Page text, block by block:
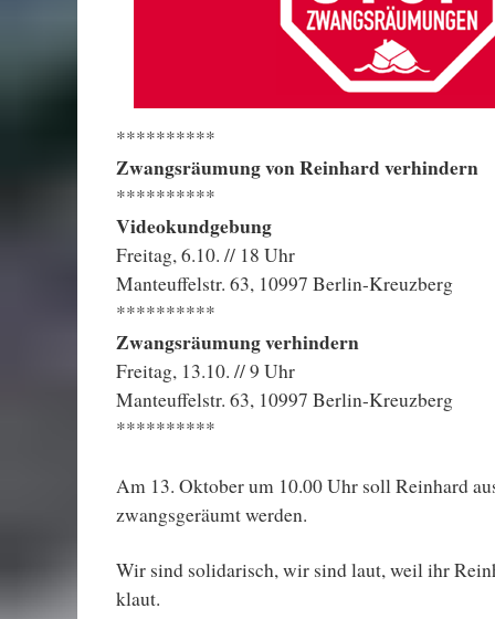
**********
Zwangsräumung von Reinhard verhindern
**********
Videokundgebung
Freitag, 6.10. // 18 Uhr
Manteuffelstr. 63, 10997 Berlin-Kreuzberg
**********
Zwangsräumung verhindern
Freitag, 13.10. // 9 Uhr
Manteuffelstr. 63, 10997 Berlin-Kreuzberg
**********
Am 13. Oktober um 10.00 Uhr soll Reinhard
zwangsgeräumt werden.
Wir sind solidarisch, wir sind laut, weil ihr
klaut.